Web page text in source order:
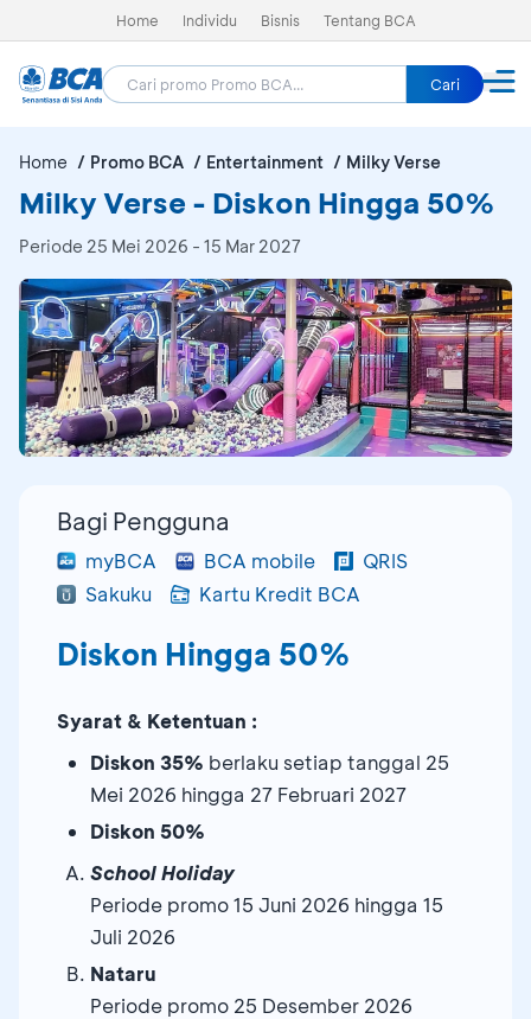
Home Individu Bisnis Tentang BCA
Cari
Home Promo BCA Entertainment Milky Verse
Milky Verse - Diskon Hingga 50%
Periode 25 Mei 2026 - 15 Mar 2027
Bagi Pengguna
myBCA BCA mobile
QRIS
Sakuku
Kartu Kredit BCA
Diskon Hingga 50%
Syarat & Ketentuan :
Diskon 35% berlaku setiap tanggal 25
Mei 2026 hingga 27 Februari 2027
Diskon 50%
School Holiday
Periode promo 15 Juni 2026 hingga 15
Juli 2026
Nataru
Periode promo 25 Desember 2026